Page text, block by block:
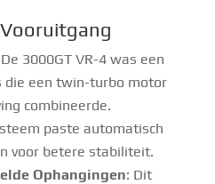
3000GT VR-4 was een
die een twin-turbo motor
combineerde.
paste automatisch
voor betere stabiliteit.
Ophangingen: Dit